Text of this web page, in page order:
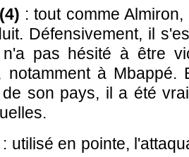
: tout comme
Défensivement, il
pas hésité à être
notamment à Mbappé.
son pays, il a été
: utilisé en pointe,